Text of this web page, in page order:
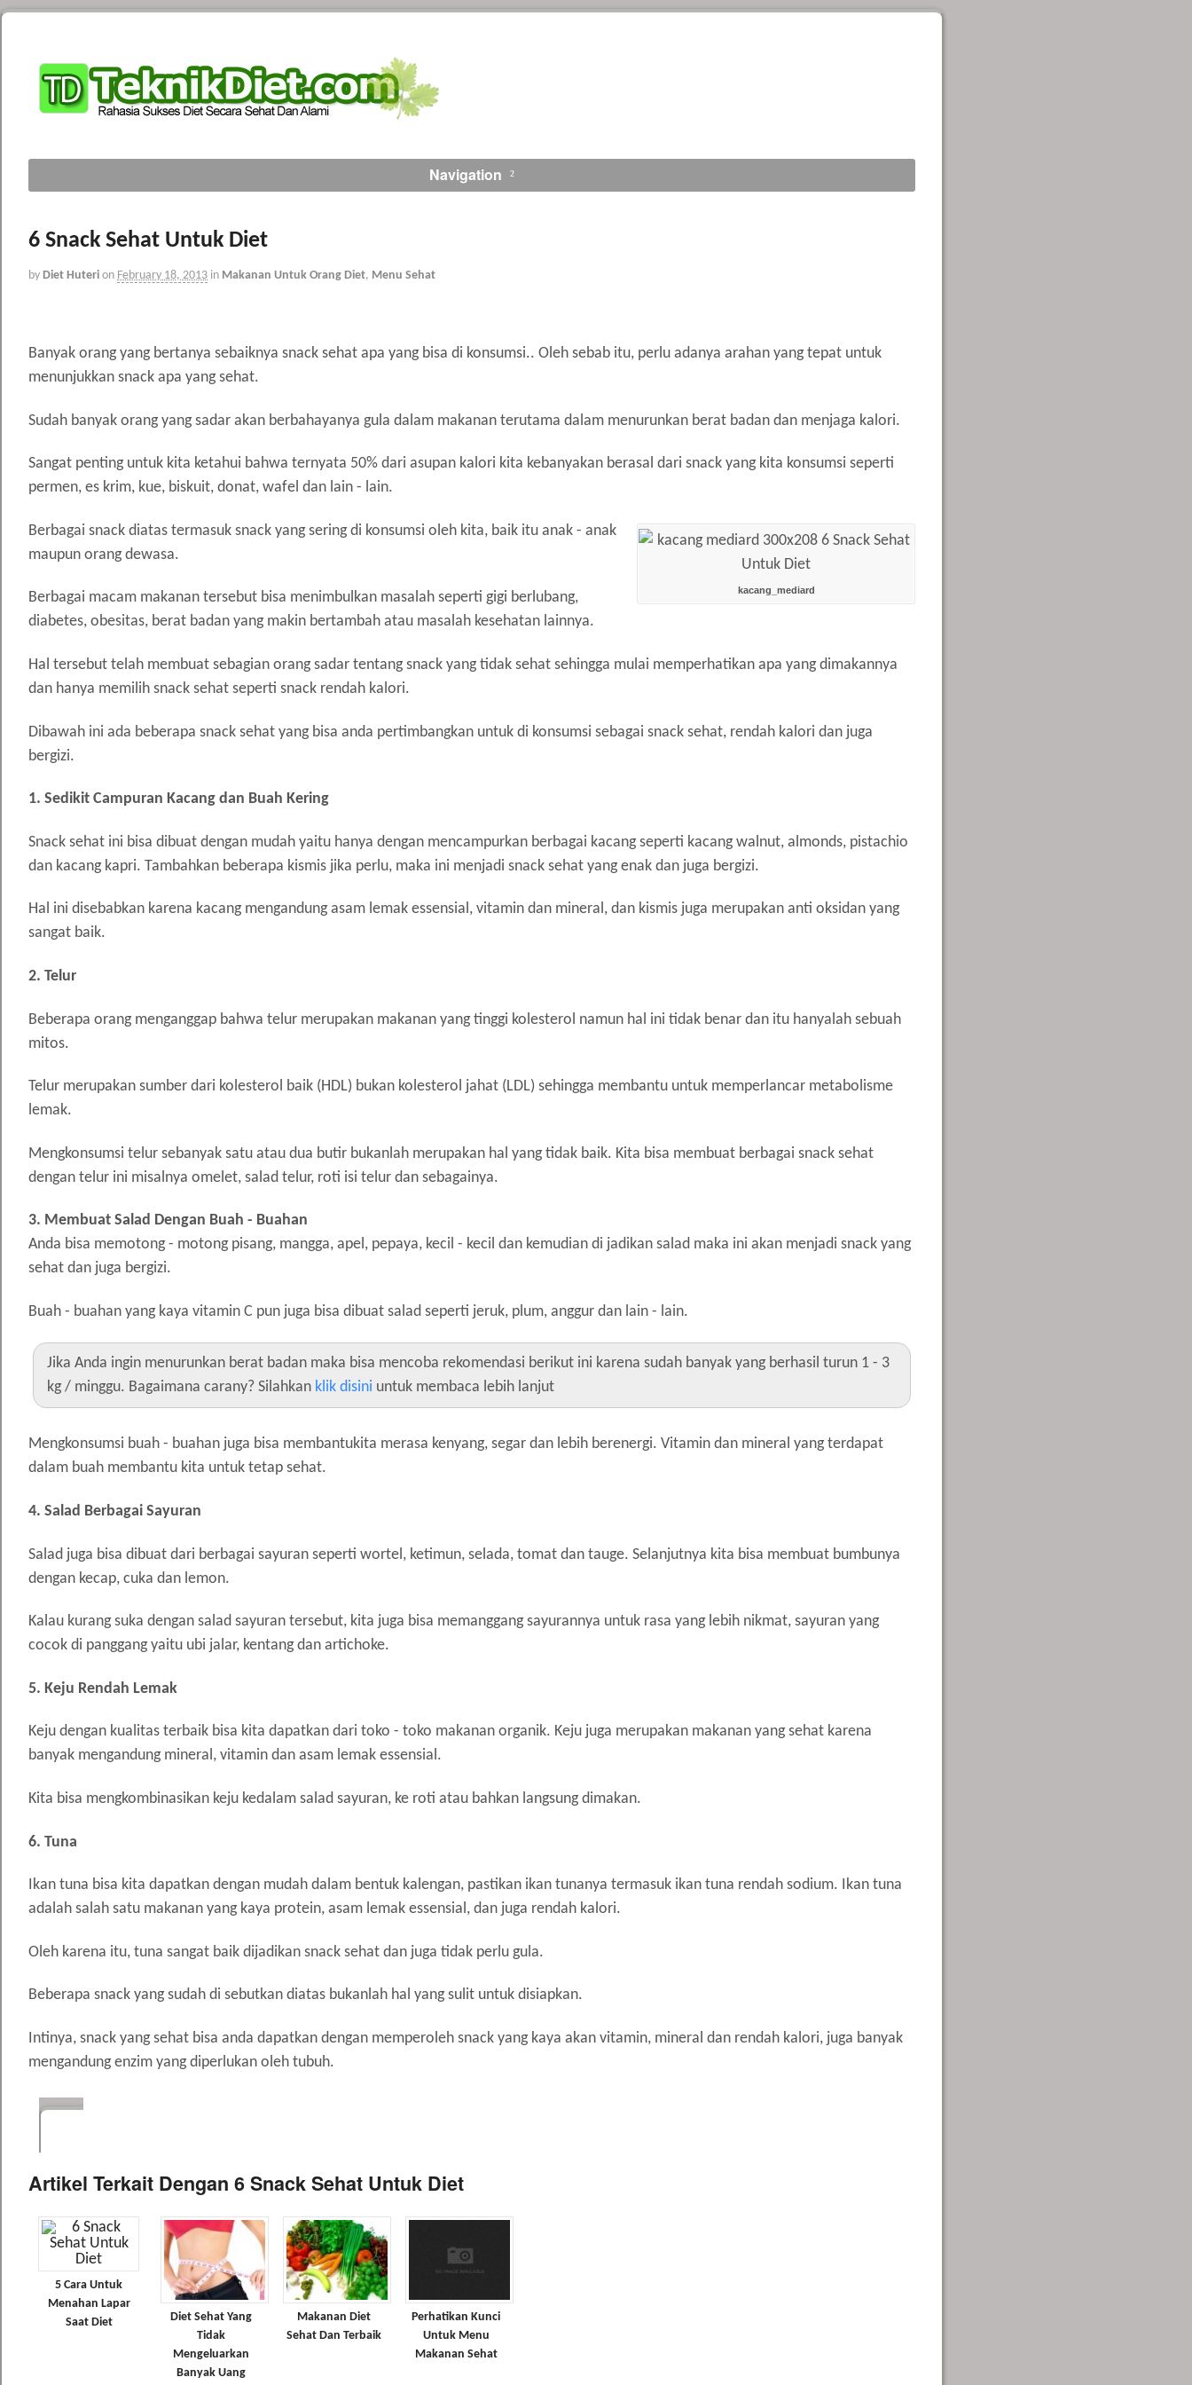
Navigation
6 Snack Sehat Untuk Diet
by Diet Huteri on February 18, 2013 in Makanan Untuk Orang Diet, Menu Sehat
Banyak orang yang bertanya sebaiknya snack sehat apa yang bisa di konsumsi.. Oleh sebab itu, perlu adanya arahan yang tepat untuk
menunjukkan snack apa yang sehat.
Sudah banyak orang yang sadar akan berbahayanya gula dalam makanan terutama dalam menurunkan berat badan dan menjaga kalori.
Sangat penting untuk kita ketahui bahwa ternyata 50% dari asupan kalori kita kebanyakan berasal dari snack yang kita konsumsi seperti
permen, es krim, kue, biskuit, donat, wafel dan lain - lain.
kacang_mediard
Berbagai snack diatas termasuk snack yang sering di konsumsi oleh kita, baik itu anak - anak
maupun orang dewasa.
Berbagai macam makanan tersebut bisa menimbulkan masalah seperti gigi berlubang,
diabetes, obesitas, berat badan yang makin bertambah atau masalah kesehatan lainnya.
Hal tersebut telah membuat sebagian orang sadar tentang snack yang tidak sehat sehingga mulai memperhatikan apa yang dimakannya
dan hanya memilih snack sehat seperti snack rendah kalori.
Dibawah ini ada beberapa snack sehat yang bisa anda pertimbangkan untuk di konsumsi sebagai snack sehat, rendah kalori dan juga
bergizi.
1. Sedikit Campuran Kacang dan Buah Kering
Snack sehat ini bisa dibuat dengan mudah yaitu hanya dengan mencampurkan berbagai kacang seperti kacang walnut, almonds, pistachio
dan kacang kapri. Tambahkan beberapa kismis jika perlu, maka ini menjadi snack sehat yang enak dan juga bergizi.
Hal ini disebabkan karena kacang mengandung asam lemak essensial, vitamin dan mineral, dan kismis juga merupakan anti oksidan yang
sangat baik.
2. Telur
Beberapa orang menganggap bahwa telur merupakan makanan yang tinggi kolesterol namun hal ini tidak benar dan itu hanyalah sebuah
mitos.
Telur merupakan sumber dari kolesterol baik (HDL) bukan kolesterol jahat (LDL) sehingga membantu untuk memperlancar metabolisme
lemak.
Mengkonsumsi telur sebanyak satu atau dua butir bukanlah merupakan hal yang tidak baik. Kita bisa membuat berbagai snack sehat
dengan telur ini misalnya omelet, salad telur, roti isi telur dan sebagainya.
3. Membuat Salad Dengan Buah - Buahan
Anda bisa memotong - motong pisang, mangga, apel, pepaya, kecil - kecil dan kemudian di jadikan salad maka ini akan menjadi snack yang
sehat dan juga bergizi.
Buah - buahan yang kaya vitamin C pun juga bisa dibuat salad seperti jeruk, plum, anggur dan lain - lain.
Jika Anda ingin menurunkan berat badan maka bisa mencoba rekomendasi berikut ini karena sudah banyak yang berhasil turun 1 - 3
kg / minggu. Bagaimana carany? Silahkan klik disini untuk membaca lebih lanjut
Mengkonsumsi buah - buahan juga bisa membantukita merasa kenyang, segar dan lebih berenergi. Vitamin dan mineral yang terdapat
dalam buah membantu kita untuk tetap sehat.
4. Salad Berbagai Sayuran
Salad juga bisa dibuat dari berbagai sayuran seperti wortel, ketimun, selada, tomat dan tauge. Selanjutnya kita bisa membuat bumbunya
dengan kecap, cuka dan lemon.
Kalau kurang suka dengan salad sayuran tersebut, kita juga bisa memanggang sayurannya untuk rasa yang lebih nikmat, sayuran yang
cocok di panggang yaitu ubi jalar, kentang dan artichoke.
5. Keju Rendah Lemak
Keju dengan kualitas terbaik bisa kita dapatkan dari toko - toko makanan organik. Keju juga merupakan makanan yang sehat karena
banyak mengandung mineral, vitamin dan asam lemak essensial.
Kita bisa mengkombinasikan keju kedalam salad sayuran, ke roti atau bahkan langsung dimakan.
6. Tuna
Ikan tuna bisa kita dapatkan dengan mudah dalam bentuk kalengan, pastikan ikan tunanya termasuk ikan tuna rendah sodium. Ikan tuna
adalah salah satu makanan yang kaya protein, asam lemak essensial, dan juga rendah kalori.
Oleh karena itu, tuna sangat baik dijadikan snack sehat dan juga tidak perlu gula.
Beberapa snack yang sudah di sebutkan diatas bukanlah hal yang sulit untuk disiapkan.
Intinya, snack yang sehat bisa anda dapatkan dengan memperoleh snack yang kaya akan vitamin, mineral dan rendah kalori, juga banyak
mengandung enzim yang diperlukan oleh tubuh.
Artikel Terkait Dengan 6 Snack Sehat Untuk Diet
5 Cara Untuk
Menahan Lapar
Saat Diet
Diet Sehat Yang
Tidak
Mengeluarkan
Banyak Uang
Makanan Diet
Sehat Dan Terbaik
Perhatikan Kunci
Untuk Menu
Makanan Sehat